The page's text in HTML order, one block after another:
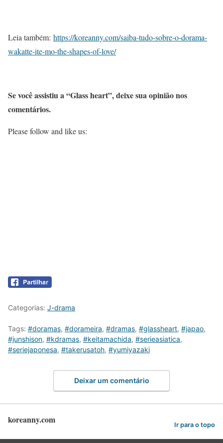
Leia também: https://koreanny.com/saiba-tudo-sobre-o-dorama-
wakatte-ite-mo-the-shapes-of-love/
Se você assistiu a “Glass heart”, deixe sua opinião nos
comentários.
Please follow and like us:
Categorias: J-drama
Tags: #doramas, #dorameira, #dramas, #glassheart, #japao,
#junshison, #kdramas, #keitamachida, #serieasiatica,
#seriejaponesa, #takerusatoh, #yumiyazaki
Deixar um comentário
koreanny.com Ir para o topo